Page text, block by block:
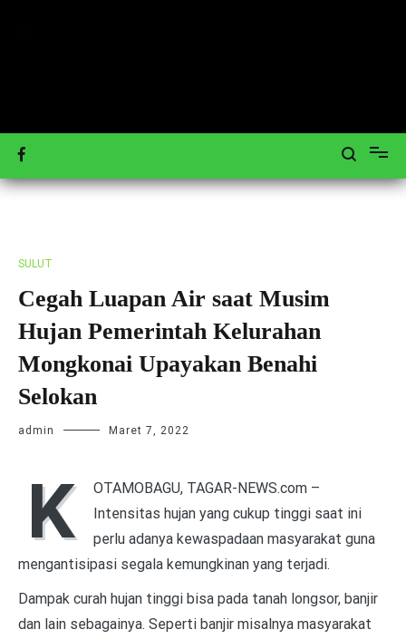
Tagar-News.com
Mengulas Peristiwa Teraktual
SULUT
Cegah Luapan Air saat Musim
Hujan Pemerintah Kelurahan
Mongkonai Upayakan Benahi
Selokan
admin Maret 7, 2022
K
OTAMOBAGU, TAGAR-NEWS.com –
Intensitas hujan yang cukup tinggi saat ini
perlu adanya kewaspadaan masyarakat guna
mengantisipasi segala kemungkinan yang terjadi.
Dampak curah hujan tinggi bisa pada tanah longsor, banjir
dan lain sebagainya. Seperti banjir misalnya masyarakat